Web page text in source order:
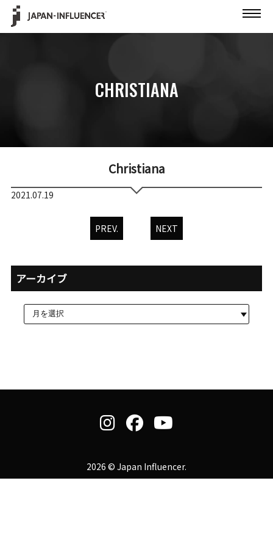
CHRISTIANA
Christiana
2021.07.19
PREV. NEXT
アーカイブ
2026 © Japan Influencer.